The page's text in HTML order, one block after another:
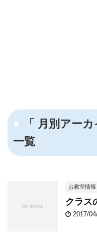
「 月別アー
一覧
お教室情報
クラス
2017/